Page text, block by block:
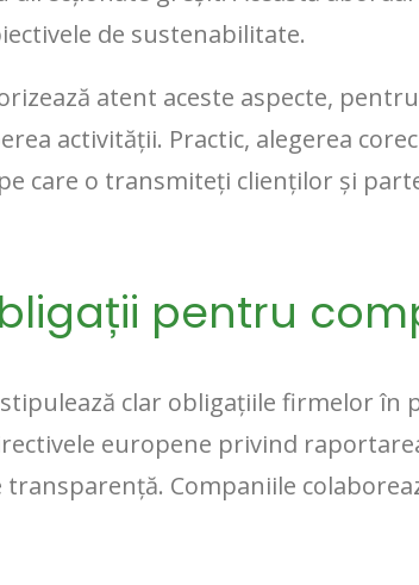
de sustenabilitate.
atent aceste aspecte,
activității. Practic, alegerea
care o transmiteți clienților și
pentru
stipulează clar obligațiile firmelor în
europene privind
Companiile